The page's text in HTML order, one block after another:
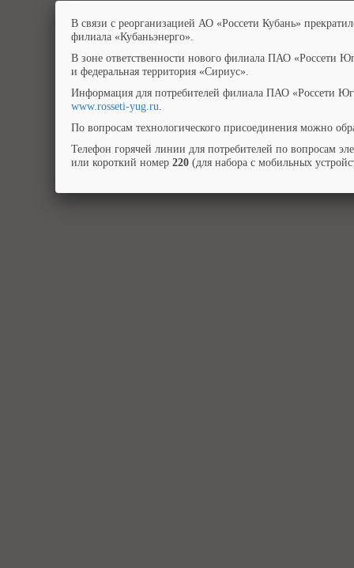
В связи с реорганизацией АО «Россети Кубань»
филиала «Кубаньэнерго».
В зоне ответственности нового филиала ПАО «Россети
и федеральная территория «Сириус».
Информация для потребителей филиала ПАО «Россети
www.rosseti-yug.ru.
По вопросам технологического присоединения можно
Телефон горячей линии для потребителей по вопросам
или короткий номер 220 (для набора с мобильных